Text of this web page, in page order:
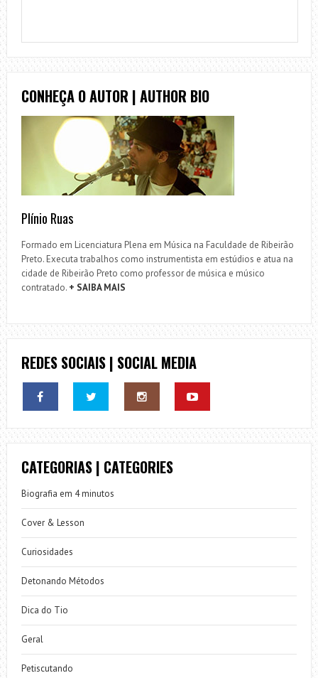
CONHEÇA O AUTOR | AUTHOR BIO
Plínio Ruas
Formado em Licenciatura Plena em Música na Faculdade de Ribeirão
Preto. Executa trabalhos como instrumentista em estúdios e atua na
cidade de Ribeirão Preto como professor de música e músico
contratado. + SAIBA MAIS
REDES SOCIAIS | SOCIAL MEDIA
CATEGORIAS | CATEGORIES
Biografia em 4 minutos
Cover & Lesson
Curiosidades
Detonando Métodos
Dica do Tio
Geral
Petiscutando